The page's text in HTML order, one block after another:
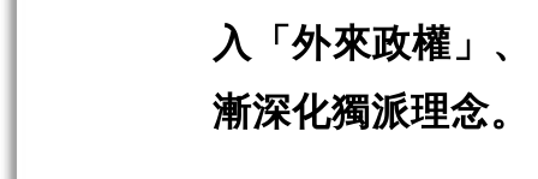
入「外來政權」
漸深化獨派理念。